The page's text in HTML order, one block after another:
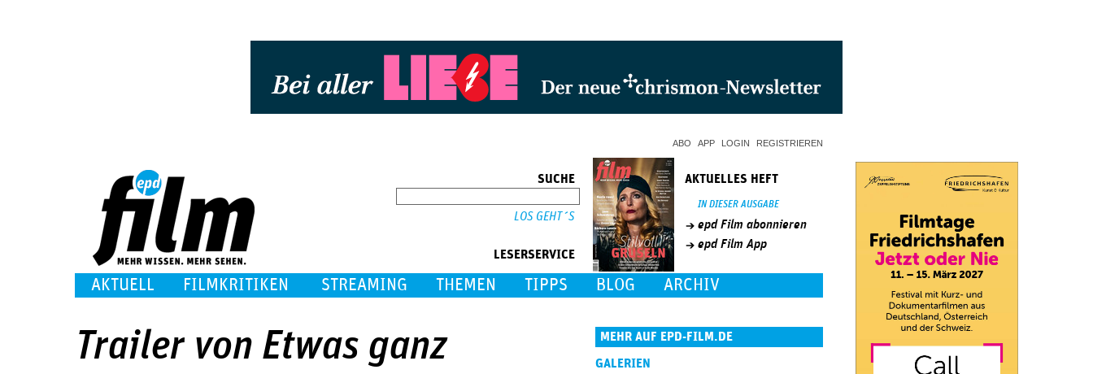
ABO APP LOGIN REGISTRIEREN
SUCHE
LESERSERVICE
AKTUELLES HEFT
IN DIESER AUSGABE
epd Film abonnieren
epd Film App
AKTUELL FILMKRITIKEN STREAMING THEMEN TIPPS BLOG ARCHIV
Trailer von Etwas ganz
MEHR AUF EPD-FILM.DE
GALERIEN